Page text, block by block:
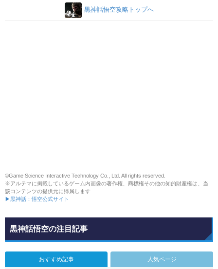
黒神話悟空攻略トップへ
©Game Science Interactive Technology Co., Ltd. All rights reserved.
※アルテマに掲載しているゲーム内画像の著作権、商標権その他の知的財産権は、当
該コンテンツの提供元に帰属します
▶黒神話：悟空公式サイト
黒神話悟空の注目記事
おすすめ記事 人気ページ